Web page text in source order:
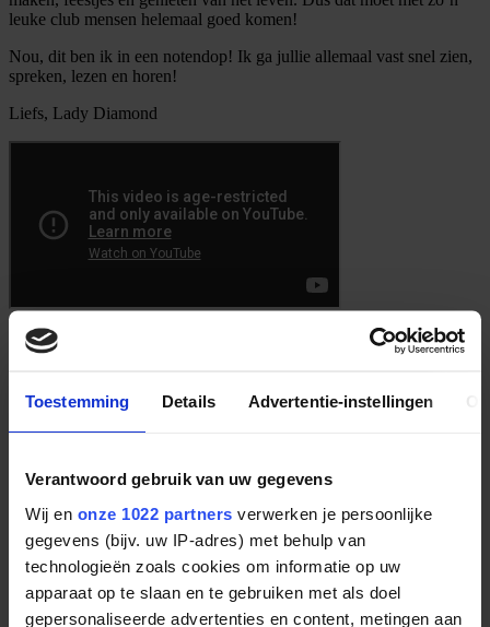
Toestemming Details Advertentie-instellingen
Verantwoord gebruik van uw gegevens
Wij en onze 1022 partners verwerken je persoonlijke
gegevens (bijv. uw IP-adres) met behulp van
technologieën zoals cookies om informatie op uw
apparaat op te slaan en te gebruiken met als doel
gepersonaliseerde advertenties en content, metingen aan
leuke club mensen helemaal goed komen!
Nou, dit ben ik in een notendop! Ik ga jullie allemaal vast snel zien,
spreken, lezen en horen!
Liefs, Lady Diamond
Altijd het laatste Onetime nieuws
en volg